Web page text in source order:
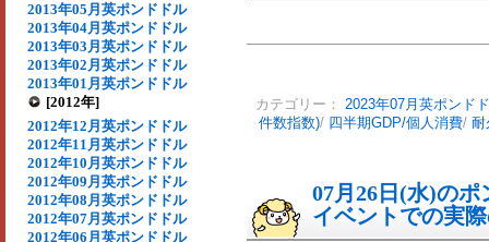
2013年05月英ポンドドル
2013年04月英ポンドドル
2013年03月英ポンドドル
2013年02月英ポンドドル
2013年01月英ポンドドル
[2012年]
2012年12月英ポンドドル
2012年11月英ポンドドル
2012年10月英ポンドドル
2012年09月英ポンドドル
2012年08月英ポンドドル
2012年07月英ポンドドル
2012年06月英ポンドドル
カテゴリー： 2023年07月英ポンド
件数指数)/ 四半期GDP/個人消費/ 耐
07月26日(水)の
イベントでの実